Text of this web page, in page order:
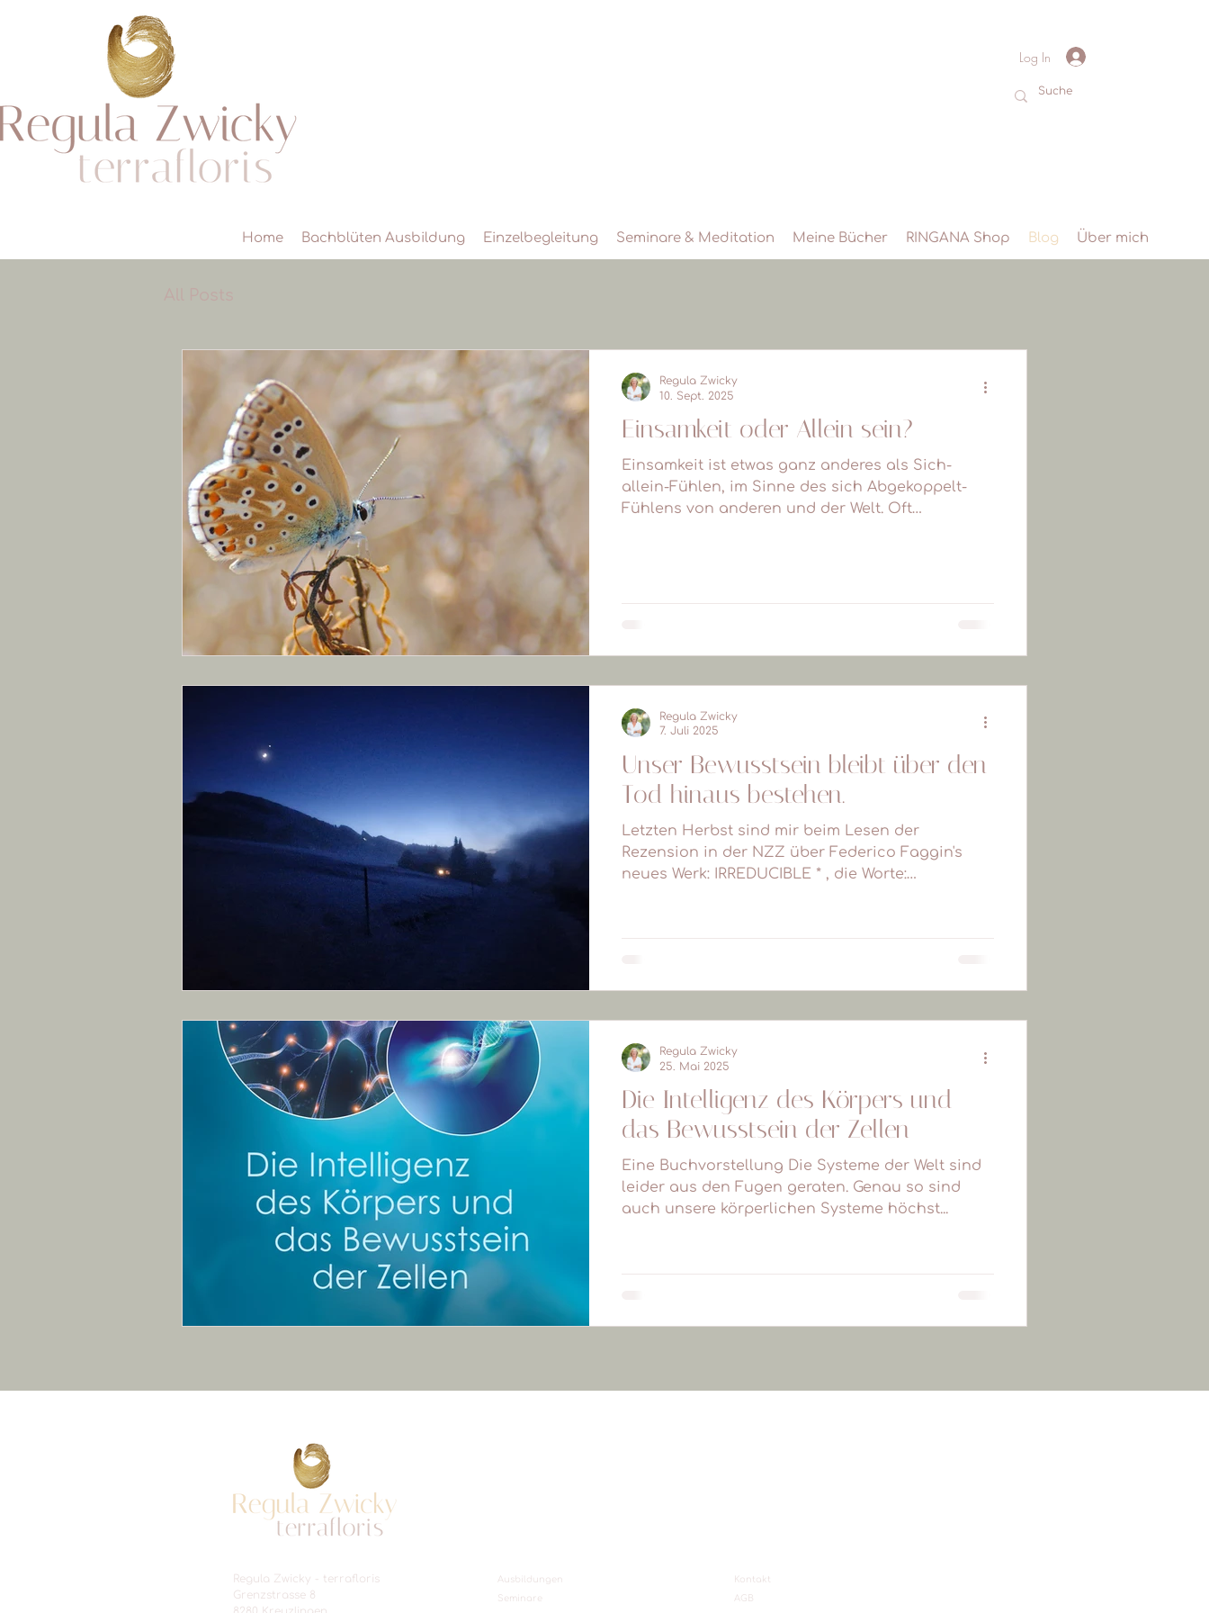
Log In
Home Bachblüten Ausbildung Einzelbegleitung Seminare & Meditation Meine Bücher RINGANA Shop Blog Über mich
Einsamkeit oder Allein sein?
Einsamkeit ist etwas ganz anderes als Sich-
allein-Fühlen, im Sinne des sich Abgekoppelt-
Fühlens von anderen und der Welt. Oft
Regula Zwicky
10. Sept. 2025
Unser Bewusstsein bleibt über den
Tod hinaus bestehen.
Letzten Herbst sind mir beim Lesen der
Rezension in der NZZ über Federico Faggin's
neues Werk: IRREDUCIBLE * , die Worte:
Regula Zwicky
7. Juli 2025
Die Intelligenz des Körpers und
das Bewusstsein der Zellen
Eine Buchvorstellung Die Systeme der Welt sind
leider aus den Fugen geraten. Genau so sind
auch unsere körperlichen Systeme höchst...
Regula Zwicky
25. Mai 2025
Regula Zwicky - terrafloris
Grenzstrasse 8
Ausbildungen
Seminare
Kontakt
AGB